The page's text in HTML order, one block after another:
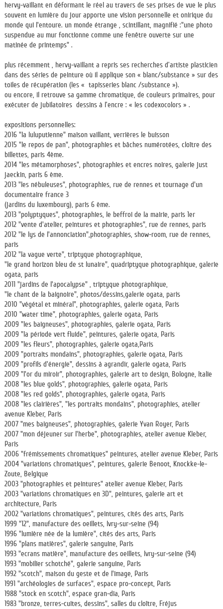
hervy-vaillant en déformant le réel au travers de ses prises de vue le plus
souvent en lumière du jour apporte une vision personnelle et onirique du
monde qui l'entoure. un monde étrange , scintillant, magnifié :"une photo
suspendue au mur fonctionne comme une fenêtre ouverte sur une
matinée de printemps" .
plus récemment , hervy-vaillant a repris ses recherches d’artiste plasticien
dans des séries de peinture où il applique son « blanc/substance » sur des
toiles de récupération (les « tapisseries blanc /substance »).
ou encore, il retrouve sa gamme chromatique, de couleurs primaires, pour
exécuter de jubilatoires dessins à l’encre : « les codexocolors » .
expositions personnelles:
2016 "la luluputienne" maison vaillant, verrières le buisson
2015 "le repos de pan", photographies et bâches numérotées, cloître des
billettes, paris 4ème.
2014 "les métamorphoses", photographies et encres noires, galerie just
jaeckin, paris 6 ème.
2013 "les nébuleuses", photographies, rue de rennes et tournage d'un
documentaire france 3
(jardins du luxembourg), paris 6 ème.
2013 "polyptyques", photographies, le beffroi de la mairie, paris 1er
2012 "vente d'atelier, peintures et photographies", rue de rennes, paris
2012 "le lys de l'annonciation",photographies, show-room, rue de rennes,
paris
2012 "la vague verte", triptyque photographique,
"le grand horizon bleu de st lunaire", quadriptyque photographique, galerie
ogata, paris
2011 "jardins de l'apocalypse" , triptyque photographique,
"le chant de la baignoire", photos/dessins,galerie ogata, paris
2010 "végétal et minéral", photographies, galerie ogata, Paris
2010 "water time", photographies, galerie ogata, Paris
2009 "les baigneuses", photographies, galerie ogata, Paris
2009 "la période vert fluide", peintures, galerie ogata, Paris
2009 "les fleurs", photographies, galerie ogata,Paris
2009 "portraits mondains", photographies, galerie ogata, Paris
2009 "profils d'énergie", dessins à agrandir, galerie ogata, Paris
2009 "l'or du miroir", photographies, galerie art to design, Bologne, Italie
2008 "les blue golds", photographies, galerie ogata, Paris
2008 "les red golds", photographies, galerie ogata, Paris
2008 "les clairières", "les portraits mondains", photographies, atelier
avenue Kleber, Paris
2007 "mes baigneuses", photographies, galerie Yvan Royer, Paris
2007 "mon déjeuner sur l'herbe", photographies, atelier avenue Kleber,
Paris
2006 "frémissements chromatiques" peintures, atelier avenue Kleber, Paris
2004 "variations chromatiques", peintures, galerie Benoot, Knockke-le-
Zoute, Belgique
2003 "photographies et peintures" atelier avenue Kleber, Paris
2003 "variations chromatiques en 3D", peintures, galerie art et
architecture, Paris
2002 "variations chromatiques", peintures, cités des arts, Paris
1999 "12", manufacture des oeillets, Ivry-sur-seine (94)
1996 "lumière née de la lumière", cités des arts, Paris
1996 "plans matières", galerie sanguine, Paris
1993 "ecrans matière", manufacture des oeillets, Ivry-sur-seine (94)
1993 "mobilier schotché", galerie sanguine, Paris
1992 "scotch", maison du geste et de l'image, Paris
1991 "archéologies de surfaces", espace pro-concept, Paris
1988 "stock en scotch", espace gran-dia, Paris
1983 "bronze, terres-cuites, dessins", salles du cloître, Fréjus